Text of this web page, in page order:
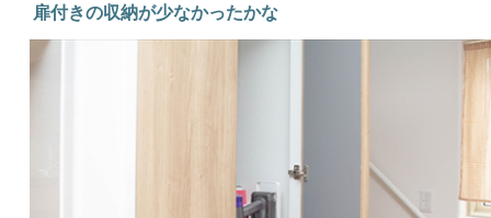
扉付きの収納が少なかったかな